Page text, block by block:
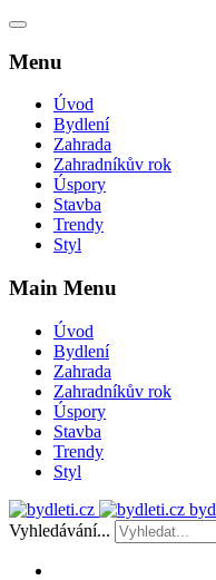
Menu
Úvod
Bydlení
Zahrada
Zahradníkův rok
Úspory
Stavba
Trendy
Styl
Main Menu
Úvod
Bydlení
Zahrada
Zahradníkův rok
Úspory
Stavba
Trendy
Styl
Vyhledávání...